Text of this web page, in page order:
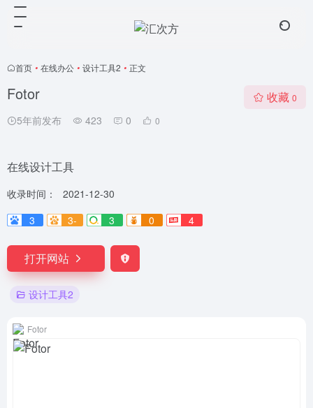
首页 • 在线办公 • 设计工具2 • 正文
Fotor
5年前发布 423 0 0
收藏 0
在线设计工具
收录时间：
2021-12-30
3
3- 3 0 4
打开网站
设计工具2
Fotor